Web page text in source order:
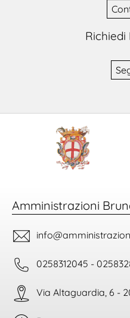
Amministrazioni
0258312045 -
Via Altaguardia, 6 -